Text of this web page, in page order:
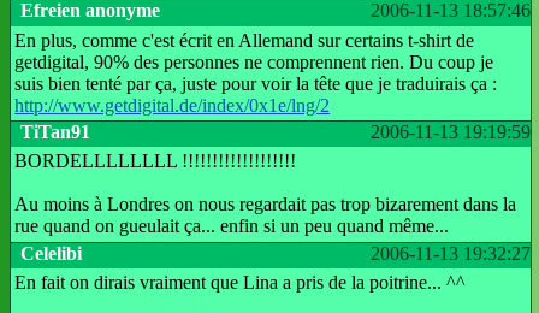
2006-11-13 18:57:46
Efreien anonyme
En plus, comme c'est écrit en Allemand sur certains t-shirt de
getdigital, 90% des personnes ne comprennent rien. Du coup je
suis bien tenté par ça, juste pour voir la tête que je traduirais ça :
http://www.getdigital.de/index/0x1e/lng/2
2006-11-13 19:19:59
TiTan91
BORDELLLLLLLL !!!!!!!!!!!!!!!!!!!
Au moins à Londres on nous regardait pas trop bizarement dans la
rue quand on gueulait ça... enfin si un peu quand même...
2006-11-13 19:32:27
Celelibi
En fait on dirais vraiment que Lina a pris de la poitrine... ^^